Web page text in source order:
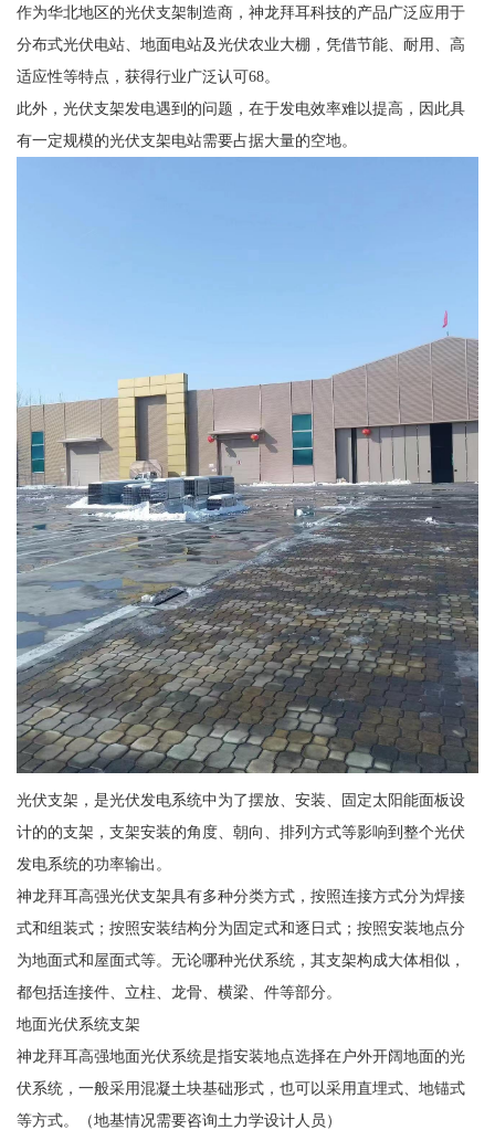
作为华北地区的光伏支架制造商，神龙拜耳科技的产品广泛应用于
分布式光伏电站、地面电站及光伏农业大棚，凭借节能、耐用、高
适应性等特点，获得行业广泛认可68。
此外，光伏支架发电遇到的问题，在于发电效率难以提高，因此具
有一定规模的光伏支架电站需要占据大量的空地。
光伏支架，是光伏发电系统中为了摆放、安装、固定太阳能面板设
计的的支架，支架安装的角度、朝向、排列方式等影响到整个光伏
发电系统的功率输出。
神龙拜耳高强光伏支架具有多种分类方式，按照连接方式分为焊接
式和组装式；按照安装结构分为固定式和逐日式；按照安装地点分
为地面式和屋面式等。无论哪种光伏系统，其支架构成大体相似，
都包括连接件、立柱、龙骨、横梁、件等部分。
地面光伏系统支架
神龙拜耳高强地面光伏系统是指安装地点选择在户外开阔地面的光
伏系统，一般采用混凝土块基础形式，也可以采用直埋式、地锚式
等方式。（地基情况需要咨询土力学设计人员）